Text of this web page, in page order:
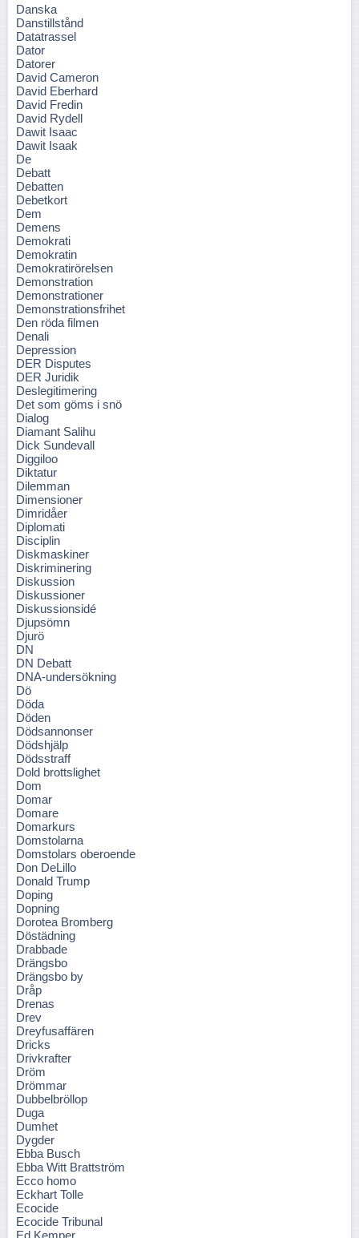
Danska
Danstillstånd
Datatrassel
Dator
Datorer
David Cameron
David Eberhard
David Fredin
David Rydell
Dawit Isaac
Dawit Isaak
De
Debatt
Debatten
Debetkort
Dem
Demens
Demokrati
Demokratin
Demokratirörelsen
Demonstration
Demonstrationer
Demonstrationsfrihet
Den röda filmen
Denali
Depression
DER Disputes
DER Juridik
Deslegitimering
Det som göms i snö
Dialog
Diamant Salihu
Dick Sundevall
Diggiloo
Diktatur
Dilemman
Dimensioner
Dimridåer
Diplomati
Disciplin
Diskmaskiner
Diskriminering
Diskussion
Diskussioner
Diskussionsidé
Djupsömn
Djurö
DN
DN Debatt
DNA-undersökning
Dö
Döda
Döden
Dödsannonser
Dödshjälp
Dödsstraff
Dold brottslighet
Dom
Domar
Domare
Domarkurs
Domstolarna
Domstolars oberoende
Don DeLillo
Donald Trump
Doping
Dopning
Dorotea Bromberg
Döstädning
Drabbade
Drängsbo
Drängsbo by
Dråp
Drenas
Drev
Dreyfusaffären
Dricks
Drivkrafter
Dröm
Drömmar
Dubbelbröllop
Duga
Dumhet
Dygder
Ebba Busch
Ebba Witt Brattström
Ecco homo
Eckhart Tolle
Ecocide
Ecocide Tribunal
Ed Kemper